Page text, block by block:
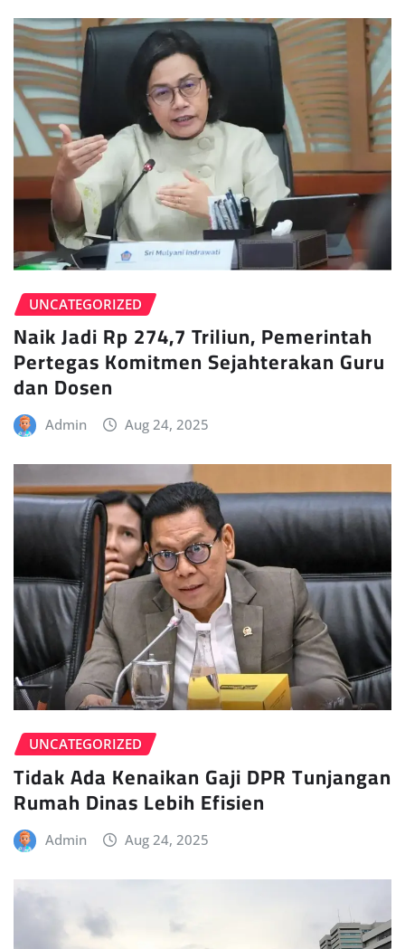
UNCATEGORIZED
Naik Jadi Rp 274,7 Triliun, Pemerintah
Pertegas Komitmen Sejahterakan Guru
dan Dosen
Admin Aug 24, 2025
UNCATEGORIZED
Tidak Ada Kenaikan Gaji DPR Tunjangan
Rumah Dinas Lebih Efisien
Admin Aug 24, 2025